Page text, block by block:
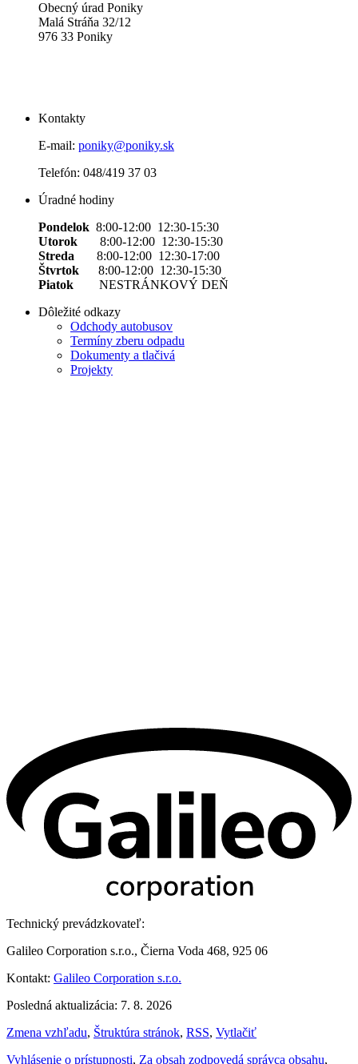
Obecný úrad Poniky
Malá Stráňa 32/12
976 33 Poniky
Kontakty
E-mail: poniky@poniky.sk
Telefón: 048/419 37 03
Úradné hodiny
Pondelok 8:00-12:00 12:30-15:30
Utorok 8:00-12:00 12:30-15:30
Streda 8:00-12:00 12:30-17:00
Štvrtok
8:00-12:00 12:30-15:30
Piatok NESTRÁNKOVÝ DEŇ
Dôležité odkazy
Odchody autobusov
Termíny zberu odpadu
Dokumenty a tlačivá
Projekty
Technický prevádzkovateľ:
Galileo Corporation s.r.o., Čierna Voda 468, 925 06
Kontakt: Galileo Corporation s.r.o.
Posledná aktualizácia: 7. 8. 2026
Zmena vzhľadu, Štruktúra stránok, RSS, Vytlačiť
Vyhlásenie o prístupnosti, Za obsah zodpovedá správca obsahu,